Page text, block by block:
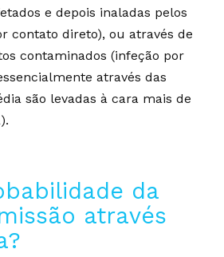
e depois inaladas pelos
contato direto), ou através de
contaminados (infeção por
através das
são levadas à cara mais de
da
através